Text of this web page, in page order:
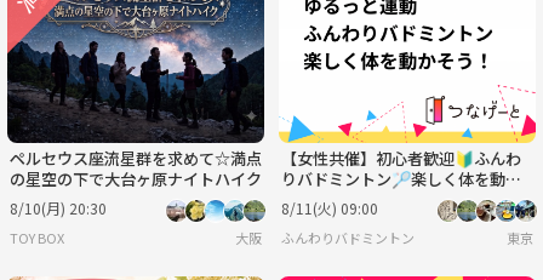
ペルセウス座流星群を求めて☆満点
の星空の下で大台ヶ原ナイトハイク
8/10(月) 20:30
TOY BOX 大阪
【女性共催】初心者歓迎🔰ふんわ
りバドミントン🏸楽しく体を動か
そう！
8/11(火) 09:00
ふんわりバドミントン 東京